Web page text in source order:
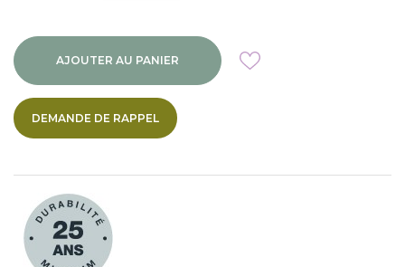
AJOUTER AU PANIER
DEMANDE DE RAPPEL